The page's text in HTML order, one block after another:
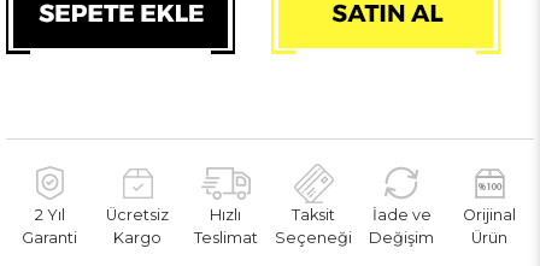
2 Yıl
Garanti
Ücretsiz
Kargo
Hızlı
Teslimat
Taksit
Seçeneği
İade ve
Değişim
Orijinal
Ürün